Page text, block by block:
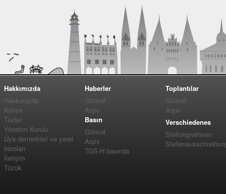
Hakkımızda
Hakkımızda
Künye
Tezler
Yönetim Kurulu
Üye dernerkleri ve yerel
büroları
İletişim
Tüzük
Haberler
Güncel
Arşiv
Basın
Güncel
Arşiv
TGS-H basında
Toplantılar
Güncel
Arşiv
Verschiedenes
Stellungnahmen